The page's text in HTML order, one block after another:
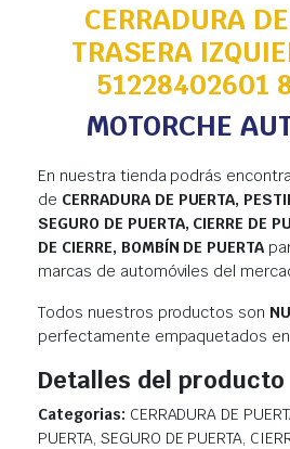
CERRADURA
TRASERA
51228402601
MOTORCHE
En nuestra tienda podrás
de CERRADURA DE PUERTA,
SEGURO DE PUERTA, CIERRE DE
DE CIERRE, BOMBÍN DE PUERTA
marcas de automóviles del
Todos nuestros productos son
perfectamente empaquetados en
Detalles del producto
Categorias: CERRADURA DE
PUERTA, SEGURO DE PUERTA,